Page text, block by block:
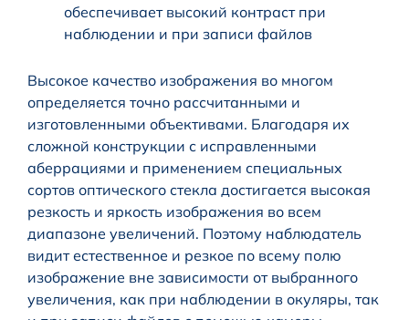
обеспечивает высокий контраст при
наблюдении и при записи файлов
Высокое качество изображения во многом
определяется точно рассчитанными и
изготовленными объективами. Благодаря их
сложной конструкции с исправленными
аберрациями и применением специальных
сортов оптического стекла достигается высокая
резкость и яркость изображения во всем
диапазоне увеличений. Поэтому наблюдатель
видит естественное и резкое по всему полю
изображение вне зависимости от выбранного
увеличения, как при наблюдении в окуляры, так